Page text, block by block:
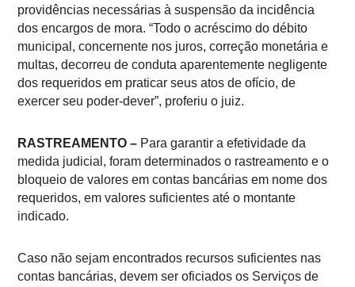
providências necessárias à suspensão da incidência
dos encargos de mora. “Todo o acréscimo do débito
municipal, concernente nos juros, correção monetária e
multas, decorreu de conduta aparentemente negligente
dos requeridos em praticar seus atos de ofício, de
exercer seu poder-dever”, proferiu o juiz.
RASTREAMENTO – Para garantir a efetividade da
medida judicial, foram determinados o rastreamento e o
bloqueio de valores em contas bancárias em nome dos
requeridos, em valores suficientes até o montante
indicado.
Caso não sejam encontrados recursos suficientes nas
contas bancárias, devem ser oficiados os Serviços de